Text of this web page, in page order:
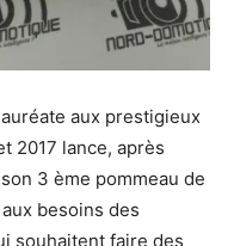
aux prestigieux
2017 lance, après
3 ème pommeau de
besoins des
souhaitent faire des